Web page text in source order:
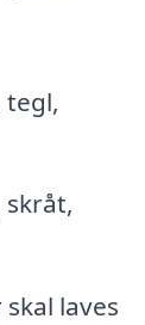
tegl,
laves